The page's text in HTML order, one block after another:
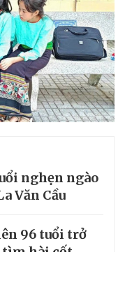
nghẹn ngào
Văn Cầu
96 tuổi trở
tìm hài cốt